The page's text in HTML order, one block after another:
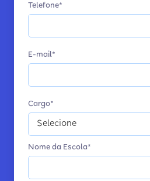
Telefone*
E-mail*
Cargo*
Nome da Escola*